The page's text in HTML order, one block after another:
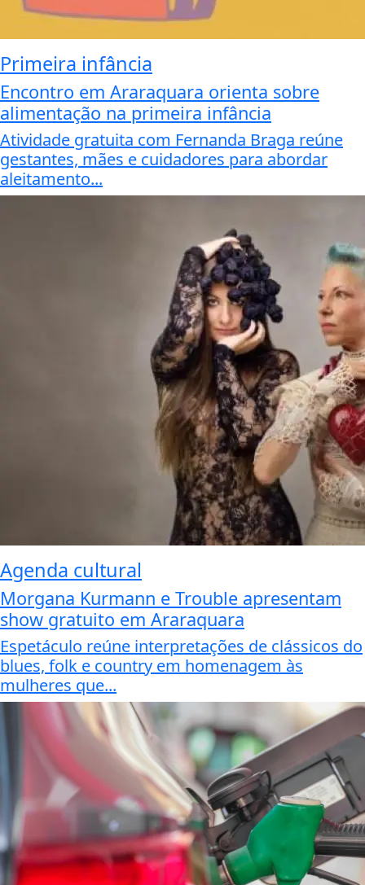
Primeira infância
Encontro em Araraquara orienta sobre
alimentação na primeira infância
Atividade gratuita com Fernanda Braga reúne
gestantes, mães e cuidadores para abordar
aleitamento...
Agenda cultural
Morgana Kurmann e Trouble apresentam
show gratuito em Araraquara
Espetáculo reúne interpretações de clássicos do
blues, folk e country em homenagem às
mulheres que...